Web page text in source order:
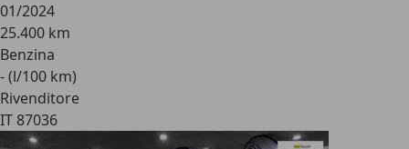
01/2024
25.400 km
Benzina
- (l/100 km)
Rivenditore
IT 87036